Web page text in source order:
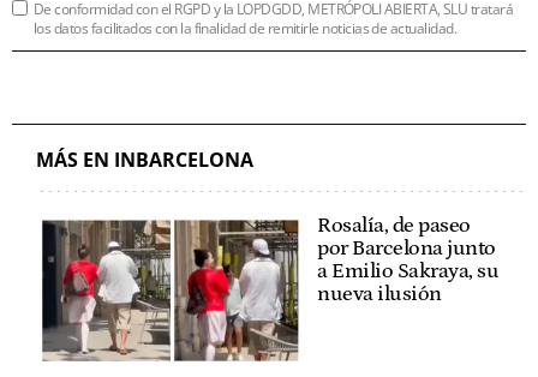
De conformidad con el RGPD y la LOPDGDD, METRÓPOLI ABIERTA, SLU tratará
los datos facilitados con la finalidad de remitirle noticias de actualidad.
MÁS EN INBARCELONA
Rosalía, de paseo
por Barcelona junto
a Emilio Sakraya, su
nueva ilusión